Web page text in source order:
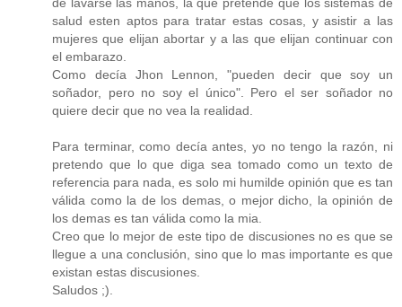
salud esten aptos para tratar estas cosas, y asistir a las
mujeres que elijan abortar y a las que elijan continuar con
el embarazo.
Como decía Jhon Lennon, "pueden decir que soy un
soñador, pero no soy el único". Pero el ser soñador no
quiere decir que no vea la realidad.
Para terminar, como decía antes, yo no tengo la razón, ni
pretendo que lo que diga sea tomado como un texto de
referencia para nada, es solo mi humilde opinión que es tan
válida como la de los demas, o mejor dicho, la opinión de
los demas es tan válida como la mia.
Creo que lo mejor de este tipo de discusiones no es que se
llegue a una conclusión, sino que lo mas importante es que
existan estas discusiones.
Saludos ;).